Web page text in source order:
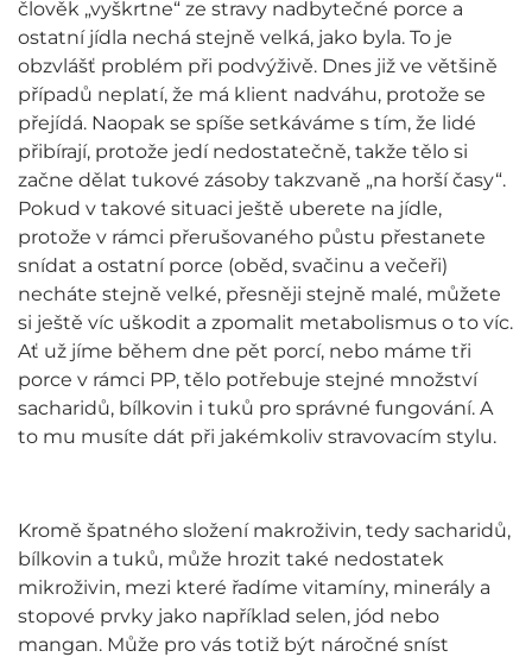
člověk „vyškrtne“ ze stravy nadbytečné porce a
ostatní jídla nechá stejně velká, jako byla. To je
obzvlášť problém při podvýživě. Dnes již ve většině
případů neplatí, že má klient nadváhu, protože se
přejídá. Naopak se spíše setkáváme s tím, že lidé
přibírají, protože jedí nedostatečně, takže tělo si
začne dělat tukové zásoby takzvaně „na horší časy“.
Pokud v takové situaci ještě uberete na jídle,
protože v rámci přerušovaného půstu přestanete
snídat a ostatní porce (oběd, svačinu a večeři)
necháte stejně velké, přesněji stejně malé, můžete
si ještě víc uškodit a zpomalit metabolismus o to víc.
Ať už jíme během dne pět porcí, nebo máme tři
porce v rámci PP, tělo potřebuje stejné množství
sacharidů, bílkovin i tuků pro správné fungování. A
to mu musíte dát při jakémkoliv stravovacím stylu.
Kromě špatného složení makroživin, tedy sacharidů,
bílkovin a tuků, může hrozit také nedostatek
mikroživin, mezi které řadíme vitamíny, minerály a
stopové prvky jako například selen, jód nebo
mangan. Může pro vás totiž být náročné sníst